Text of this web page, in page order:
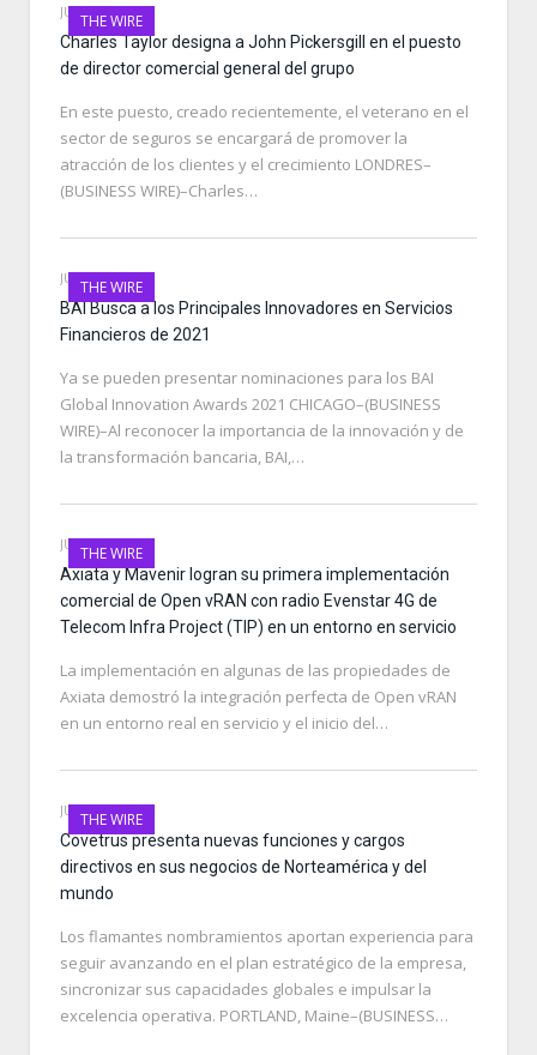
THE WIRE
JUNE 29, 2021
Charles Taylor designa a John Pickersgill en el puesto
de director comercial general del grupo
En este puesto, creado recientemente, el veterano en el
sector de seguros se encargará de promover la
atracción de los clientes y el crecimiento LONDRES–
(BUSINESS WIRE)–Charles…
THE WIRE
JUNE 29, 2021
BAI Busca a los Principales Innovadores en Servicios
Financieros de 2021
Ya se pueden presentar nominaciones para los BAI
Global Innovation Awards 2021 CHICAGO–(BUSINESS
WIRE)–Al reconocer la importancia de la innovación y de
la transformación bancaria, BAI,…
THE WIRE
JUNE 29, 2021
Axiata y Mavenir logran su primera implementación
comercial de Open vRAN con radio Evenstar 4G de
Telecom Infra Project (TIP) en un entorno en servicio
La implementación en algunas de las propiedades de
Axiata demostró la integración perfecta de Open vRAN
en un entorno real en servicio y el inicio del…
THE WIRE
JUNE 29, 2021
Covetrus presenta nuevas funciones y cargos
directivos en sus negocios de Norteamérica y del
mundo
Los flamantes nombramientos aportan experiencia para
seguir avanzando en el plan estratégico de la empresa,
sincronizar sus capacidades globales e impulsar la
excelencia operativa. PORTLAND, Maine–(BUSINESS…